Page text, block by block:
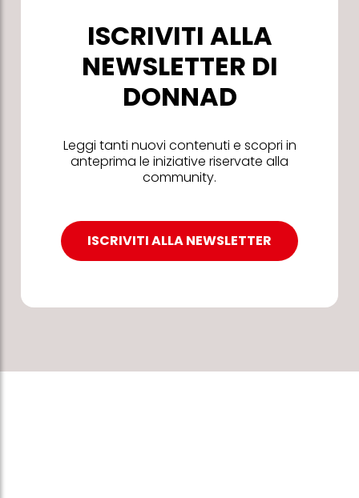
ISCRIVITI ALLA
NEWSLETTER DI
DONNAD
Leggi tanti nuovi contenuti e scopri in
anteprima le iniziative riservate alla
community.
ISCRIVITI ALLA NEWSLETTER